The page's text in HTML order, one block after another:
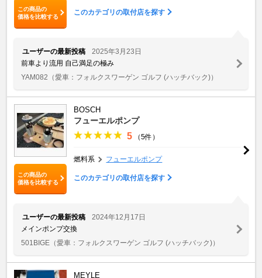
この商品の
価格を比較する
このカテゴリの取付店を探す
ユーザーの最新投稿
2025年3月23日
前車より流用 自己満足の極み
YAM082 （愛車：フォルクスワーゲン ゴルフ (ハッチバック)）
この商品の
価格を比較する
BOSCH
フューエルポンプ
5 （5件）
燃料系 フューエルポンプ
このカテゴリの取付店を探す
ユーザーの最新投稿
2024年12月17日
メインポンプ交換
501BIGE （愛車：フォルクスワーゲン ゴルフ (ハッチバック)）
MEYLE